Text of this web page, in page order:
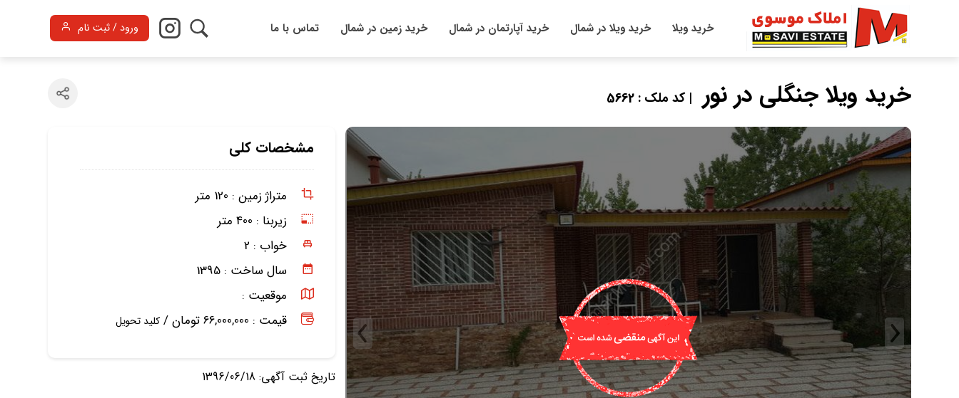
خرید ویلا خرید ویلا در شمال خرید آپارتمان در شمال خرید زمین در شمال تماس با ما ورود / ثبت نام
خرید ویلا جنگلی در نور | کد ملک : 5662
مشخصات کلی
متراژ زمین : 120 متر
زیربنا : 400 متر
خواب : 2
سال ساخت : 1395
موقعیت :
قیمت : 66,000,000 تومان /
کلید تحویل
تاریخ ثبت آگهی: 1396/06/18